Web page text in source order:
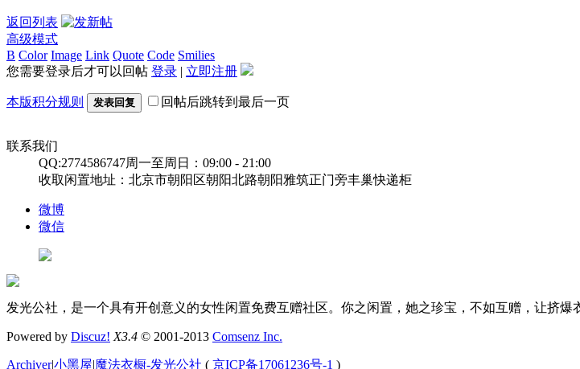
返回列表
高级模式
B Color Image Link Quote Code Smilies
您需要登录后才可以回帖 登录 | 立即注册
本版积分规则 发表回复 回帖后跳转到最后一页
联系我们
QQ:2774586747周一至周日：09:00 - 21:00
收取闲置地址：北京市朝阳区朝阳北路朝阳雅筑正门旁丰巢快递柜
微博
微信
发光公社，是一个具有开创意义的女性闲置免费互赠社区。你之闲置，她之珍宝，不如互赠，让挤
Powered by Discuz! X3.4 © 2001-2013 Comsenz Inc.
Archiver|小黑屋|魔法衣橱-发光公社 ( 京ICP备17061236号-1 )